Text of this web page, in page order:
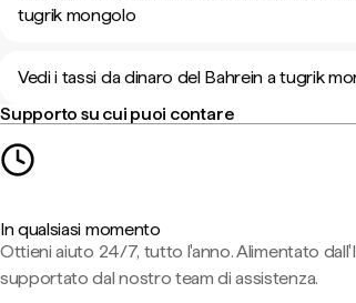
tugrik mongolo
Vedi i tassi da dinaro del Bahrein a tugrik
Supporto su cui puoi contare
In qualsiasi momento
Ottieni aiuto 24/7, tutto l'anno. Alimentato
supportato dal nostro team di assistenza.